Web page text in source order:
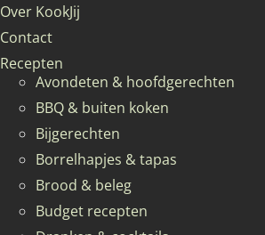
Over KookJij
Contact
Recepten
Avondeten & hoofdgerechten
BBQ & buiten koken
Bijgerechten
Borrelhapjes & tapas
Brood & beleg
Budget recepten